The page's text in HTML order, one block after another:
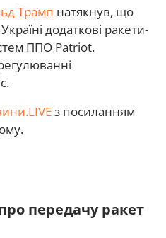
Трамп натякнув, що
додаткові ракети-
ППО Patriot.
з посиланням
передачу ракет